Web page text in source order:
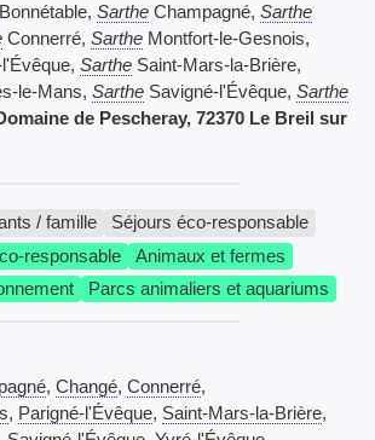
Bonnétable, Sarthe Champagné, Sarthe
Connerré, Sarthe Montfort-le-Gesnois,
Sarthe Saint-Mars-la-Brière,
le-Mans, Sarthe Savigné-l'Évêque, Sarthe
de Pescheray, 72370 Le Breil sur
/ famille
Séjours éco-responsable
responsable
Animaux et fermes
Parcs animaliers et aquariums
, Changé, Connerré,
, Parigné-l'Évêque, Saint-Mars-la-Brière,